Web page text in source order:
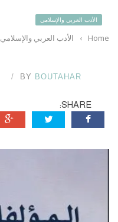
الأدب العربي والإسلامي
Home
› الأدب العربي والإسلامي
BY BOUTAHAR
SHARE: